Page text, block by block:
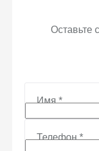
Оставьте
Имя*
Телефон*